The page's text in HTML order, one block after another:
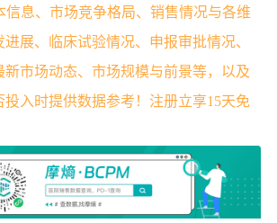
信息、市场竞争格局、销售情况与各维
展、临床试验情况、申报审批情况、
新市场动态、市场规模与前景等，以及
入时提供数据参考！注册立享15天免